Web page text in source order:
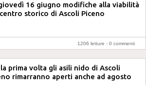
16 giugno modifiche alla viabilità
storico di Ascoli Piceno
1206 letture - 0 commenti
prima volta gli asili nido di Ascoli
rimarranno aperti anche ad agosto